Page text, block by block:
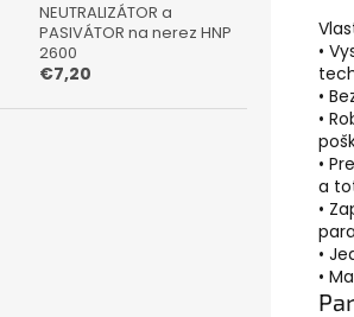
NEUTRALIZÁTOR a
PASIVÁTOR na nerez HNP
2600
€7,20
•
•
•
•
a
•
•
•